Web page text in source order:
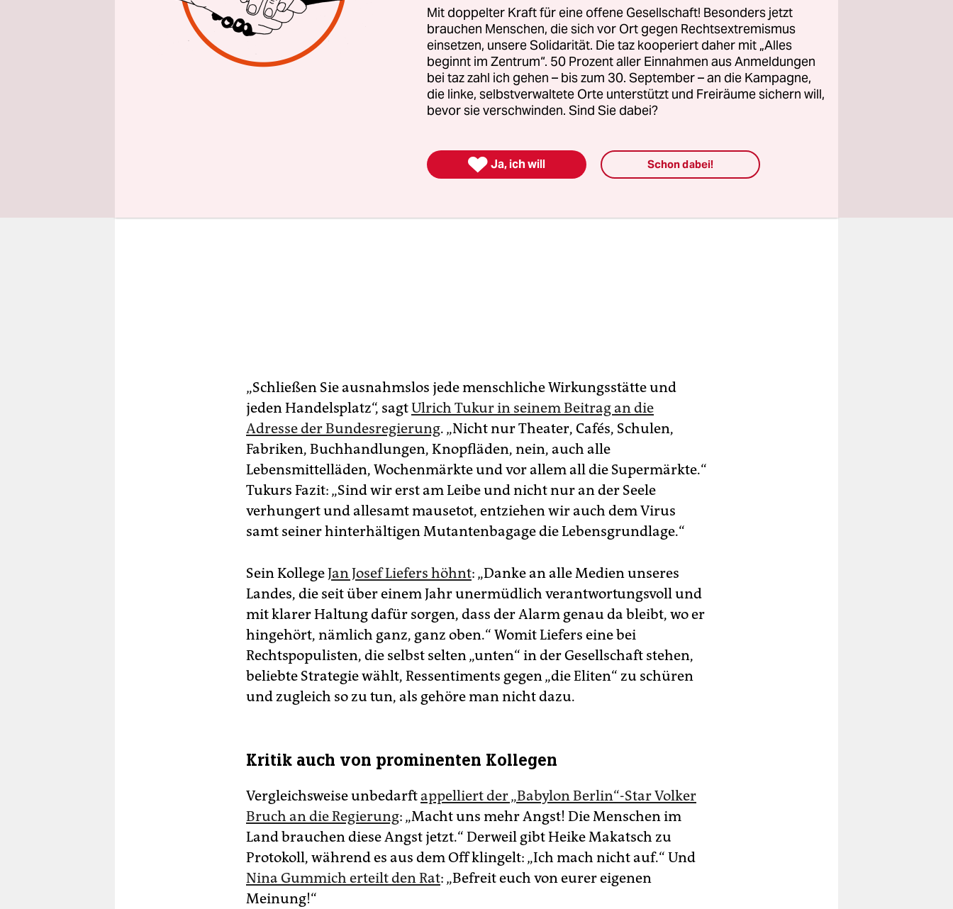
Coronapolitik der Bundesrepublik gewandt. In den sozialen Medien
gaben bekannte Mimen wie Ulrich Tukur, Volker Bruch, Meret Becker,
Ulrike Folkerts, Richy Müller, Heike Makatsch oder Jan Josef Liefers
unter dem Hashtag #allesdicht­machen in Videos Statements ab, die
man sehr wohlwollend als „Satire“ bezeichnen könnte.
„Schließen Sie ausnahmslos jede menschliche Wirkungsstätte und
jeden Handelsplatz“, sagtUlrich Tukur in seinem Beitrag an die
Adresse der Bundesregierung. „Nicht nur Thea­ter, Cafés, Schulen,
Fabriken, Buchhandlungen, Knopfläden, nein, auch alle
Lebensmittelläden, Wochenmärkte und vor allem all die Supermärkte.“
Tukurs Fazit: „Sind wir erst am Leibe und nicht nur an der Seele
verhungert und allesamt mausetot, entziehen wir auch dem Virus
samt seiner hinterhältigen Mutan­tenbagage die Lebensgrundlage.“
Sein KollegeJan Josef Liefers höhnt: „Danke an alle Medien unseres
Landes, die seit über einem Jahr unermüdlich verantwortungsvoll und
mit klarer Haltung dafür sorgen, dass der Alarm genau da bleibt, wo er
hingehört, nämlich ganz, ganz oben.“ Womit Liefers eine bei
Rechtspopulisten, die selbst selten „unten“ in der Gesellschaft stehen,
beliebte Strategie wählt, Ressentiments gegen „die Eliten“ zu schüren
und zugleich so zu tun, als gehöre man nicht dazu.
Kritik auch von prominenten Kollegen
Vergleichsweise ­unbedarft appelliert der „Babylon Berlin“-Star Volker
Bruch an die Regierung: „Macht uns mehr Angst! Die Menschen im
Land brauchen diese Angst jetzt.“ Derweil gibt Heike Makatsch zu
Protokoll, während es aus dem Off klingelt: „Ich mach nicht auf.“ Und
Nina Gummich erteilt den Rat: „Befreit euch von eurer eigenen
Meinung!“
Mit doppelter Kraft für eine offene Gesellschaft! Besonders jetzt
brauchen Menschen, die sich vor Ort gegen Rechtsextremismus
einsetzen, unsere Solidarität. Die taz kooperiert daher mit „Alles
beginnt im Zentrum“. 50 Prozent aller Einnahmen aus Anmeldungen
bei taz zahl ich gehen – bis zum 30. September – an die Kampagne,
die linke, selbstverwaltete Orte unterstützt und Freiräume sichern will,
bevor sie verschwinden. Sind Sie dabei?
 Ja, ich will Schon dabei!